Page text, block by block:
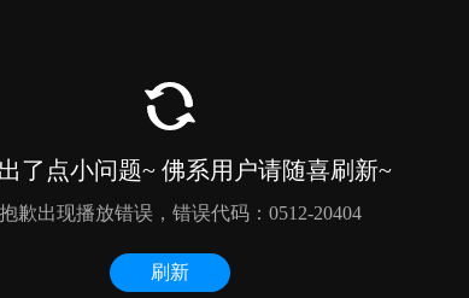
了点小问题~ 佛系用户请随喜刷新~
歉出现播放错误，错误代码：0512-20404
刷新